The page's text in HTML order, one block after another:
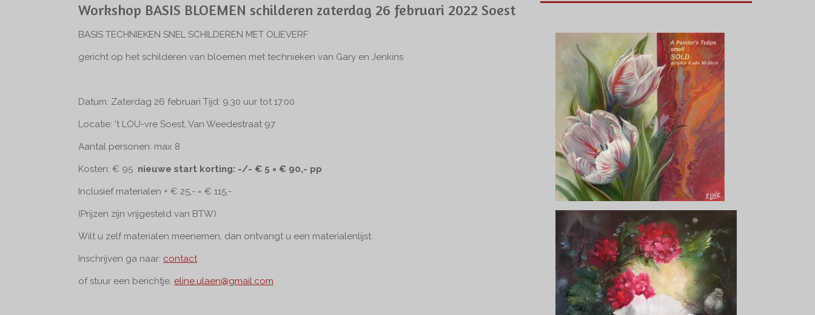
Workshop BASIS BLOEMEN schilderen zaterdag 26 februari 2022 Soest
BASIS TECHNIEKEN SNEL SCHILDEREN MET OLIEVERF
gericht op het schilderen van bloemen met technieken van Gary en Jenkins
Datum: Zaterdag 26 februari Tijd: 9.30 uur tot 17.00
Locatie: 't LOU-vre Soest, Van Weedestraat 97
Aantal personen: max 8
Kosten: € 95 nieuwe start korting: -/- € 5 = € 90,- pp
Inclusief materialen + € 25,- = € 115,-
(Prijzen zijn vrijgesteld van BTW)
Wilt u zelf materialen meenemen, dan ontvangt u een materialenlijst.
Inschrijven ga naar: contact
of stuur een berichtje. eline.ulaen@gmail.com